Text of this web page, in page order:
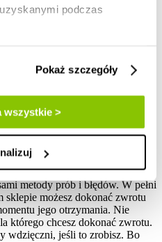
podczas
Pokaż szczegóły
wszystkie >
higieniczne zwrotowi
jest nienaruszone i nie
z nami telefonicznie. W
pod numerem: 12 666 08
metody prób i błędów. W pełni
możesz dokonać zwrotu
jego otrzymania. Nie
którego chcesz dokonać zwrotu.
wdzięczni, jeśli to zrobisz. Bo